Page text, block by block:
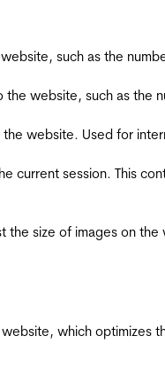
such as the
the website, such as
website. Used for
current session. This
the size of images on the
which